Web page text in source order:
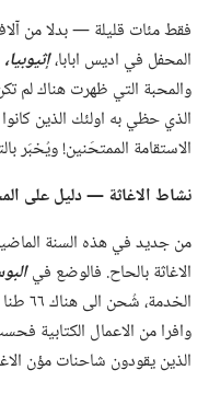
فقط مئات قليلة —‏ بدلا من
المحفل في اديس ابابا،‏إثيوبيا،‏
والمحبة التي ظهرت هناك لم
الذي حظي به اولئك الذين
الاستقامة الممتحَنين!‏ ويُخبَر
نشاط الاغاثة —‏ دليل على
من جديد في هذه السنة
الاغاثة بالحاح.‏ فالوضع في
وافرا من الاعمال الكتابية
الذين يقودون شاحنات مؤن